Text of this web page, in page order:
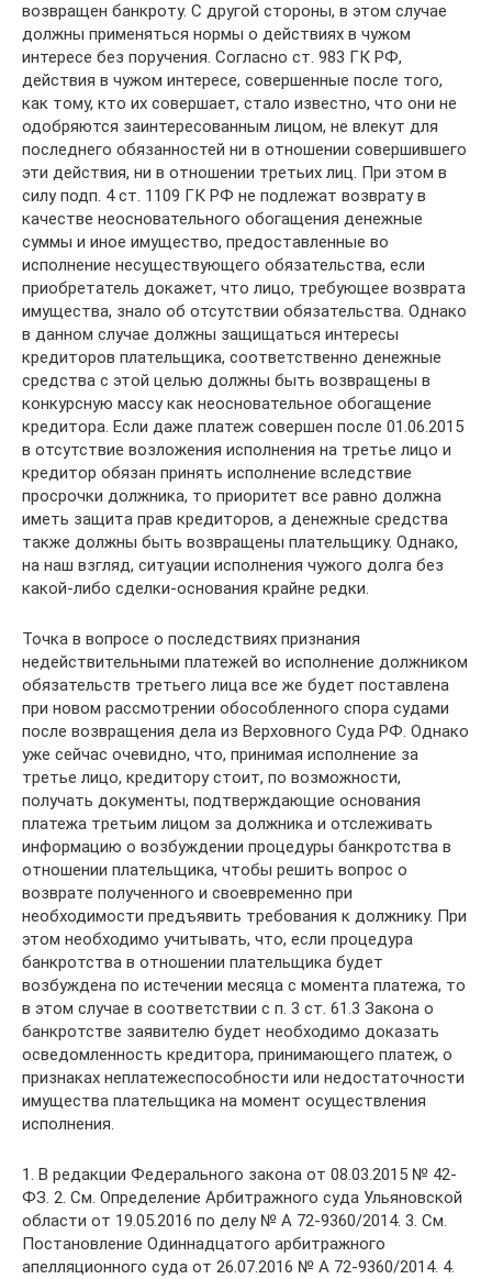
возвращен банкроту. С другой стороны, в этом случае
должны применяться нормы о действиях в чужом
интересе без поручения. Согласно ст. 983 ГК РФ,
действия в чужом интересе, совершенные после того,
как тому, кто их совершает, стало известно, что они не
одобряются заинтересованным лицом, не влекут для
последнего обязанностей ни в отношении совершившего
эти действия, ни в отношении третьих лиц. При этом в
силу подп. 4 ст. 1109 ГК РФ не подлежат возврату в
качестве неосновательного обогащения денежные
суммы и иное имущество, предоставленные во
исполнение несуществующего обязательства, если
приобретатель докажет, что лицо, требующее возврата
имущества, знало об отсутствии обязательства. Однако
в данном случае должны защищаться интересы
кредиторов плательщика, соответственно денежные
средства с этой целью должны быть возвращены в
конкурсную массу как неосновательное обогащение
кредитора. Если даже платеж совершен после 01.06.2015
в отсутствие возложения исполнения на третье лицо и
кредитор обязан принять исполнение вследствие
просрочки должника, то приоритет все равно должна
иметь защита прав кредиторов, а денежные средства
также должны быть возвращены плательщику. Однако,
на наш взгляд, ситуации исполнения чужого долга без
какой-либо сделки-основания крайне редки.
Точка в вопросе о последствиях признания
недействительными платежей во исполнение должником
обязательств третьего лица все же будет поставлена
при новом рассмотрении обособленного спора судами
после возвращения дела из Верховного Суда РФ. Однако
уже сейчас очевидно, что, принимая исполнение за
третье лицо, кредитору стоит, по возможности,
получать документы, подтверждающие основания
платежа третьим лицом за должника и отслеживать
информацию о возбуждении процедуры банкротства в
отношении плательщика, чтобы решить вопрос о
возврате полученного и своевременно при
необходимости предъявить требования к должнику. При
этом необходимо учитывать, что, если процедура
банкротства в отношении плательщика будет
возбуждена по истечении месяца с момента платежа, то
в этом случае в соответствии с п. 3 ст. 61.3 Закона о
банкротстве заявителю будет необходимо доказать
осведомленность кредитора, принимающего платеж, о
признаках неплатежеспособности или недостаточности
имущества плательщика на момент осуществления
исполнения.
1. В редакции Федерального закона от 08.03.2015 № 42-
ФЗ. 2. См. Определение Арбитражного суда Ульяновской
области от 19.05.2016 по делу № А 72-9360/2014. 3. См.
Постановление Одиннадцатого арбитражного
апелляционного суда от 26.07.2016 № А 72-9360/2014. 4.